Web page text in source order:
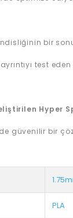
bir
test
Hyper
güvenilir bir
PLA